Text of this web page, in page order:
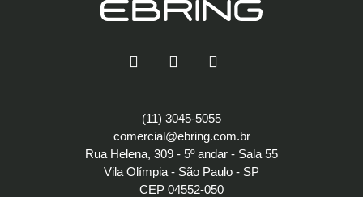
(11) 3045-5055
comercial@ebring.com.br
Rua Helena, 309 - 5º andar - Sala 55
Vila Olímpia - São Paulo - SP
CEP 04552-050